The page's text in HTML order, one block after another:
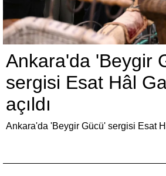
Ankara'da 'Beygir
sergisi Esat Hâl
açıldı
Ankara'da 'Beygir Gücü' sergisi Esat